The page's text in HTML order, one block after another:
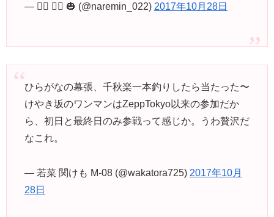
— い⃝ の⃝ 🎃 (@naremin_022) 2017年10月28日
ひらがなの幕張、千秋楽一本釣りしたら当たった〜
けやき坂のワンマンはZeppTokyo以来の参加だか
ら、初日と最終日のみ参戦って感じか。うわ贅沢だ
なこれ。
— 若菜 関けも M-08 (@wakatora725) 2017年10月
28日